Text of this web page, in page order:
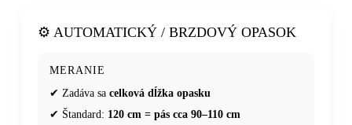
⚙️ AUTOMATICKÝ / BRZDOVÝ OPASOK
MERANIE
✔ Zadáva sa celková dĺžka opasku
✔ Štandard: 120 cm = pás cca 90–110 cm